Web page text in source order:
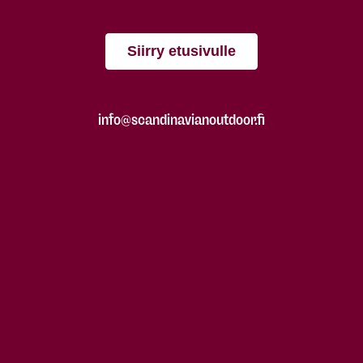
Siirry etusivulle
info@scandinavianoutdoor.fi